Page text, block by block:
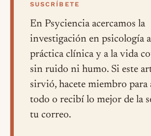
SUSCRÍBETE
En Psyciencia acercamos la
investigación en psicología
práctica clínica y a la vida
sin ruido ni humo. Si este
sirvió, hacete miembro para
todo o recibí lo mejor de la
tu correo.